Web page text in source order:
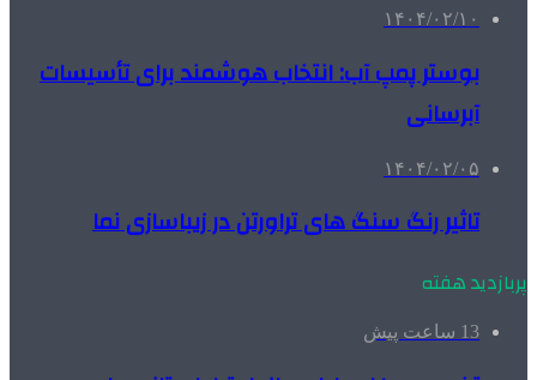
۱۴۰۴/۰۲/۱۰
بوستر پمپ آب: انتخاب هوشمند برای تأسیسات
آبرسانی
۱۴۰۴/۰۲/۰۵
تاثیر رنگ سنگ های تراورتن در زیباسازی نما
پربازدید هفته
13 ساعت پیش